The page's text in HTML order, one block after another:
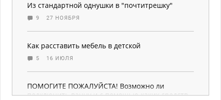
Из стандартной однушки в "почтитрешку"
9 27 НОЯБРЯ
Как расставить мебель в детской
5 16 ИЮЛЯ
ПОМОГИТЕ ПОЖАЛУЙСТА! Возможно ли
подключить ванну и с помощью каких средств